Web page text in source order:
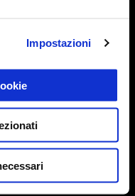
Impostazioni